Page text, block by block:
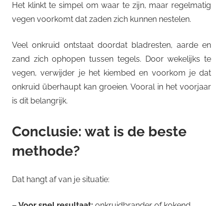
Het klinkt te simpel om waar te zijn, maar regelmatig
vegen voorkomt dat zaden zich kunnen nestelen.
Veel onkruid ontstaat doordat bladresten, aarde en
zand zich ophopen tussen tegels. Door wekelijks te
vegen, verwijder je het kiembed en voorkom je dat
onkruid überhaupt kan groeien. Vooral in het voorjaar
is dit belangrijk.
Conclusie: wat is de beste
methode?
Dat hangt af van je situatie: